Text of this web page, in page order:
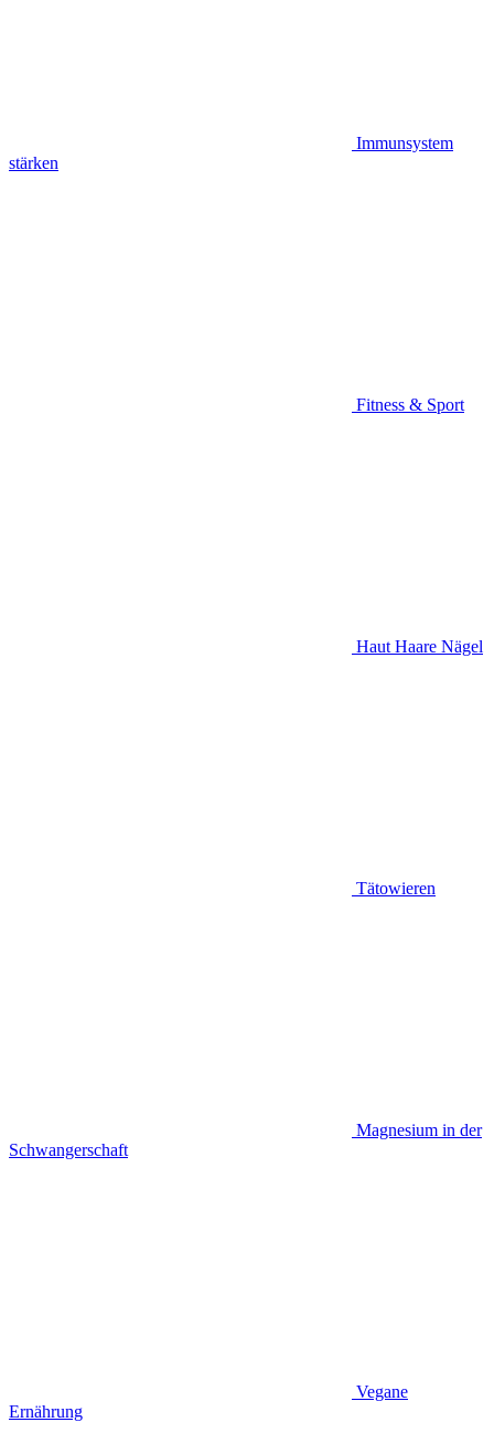
Immunsystem
stärken
Fitness & Sport
Haut Haare Nägel
Tätowieren
Magnesium in der
Schwangerschaft
Vegane
Ernährung